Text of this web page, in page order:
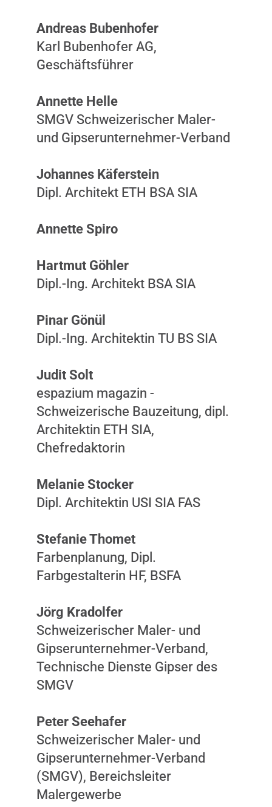
Andreas Bubenhofer
Karl Bubenhofer AG,
Geschäftsführer
Annette Helle
SMGV Schweizerischer Maler-
und Gipserunternehmer-Verband
Johannes Käferstein
Dipl. Architekt ETH BSA SIA
Annette Spiro
Hartmut Göhler
Dipl.-Ing. Architekt BSA SIA
Pinar Gönül
Dipl.-Ing. Architektin TU BS SIA
Judit Solt
espazium magazin -
Schweizerische Bauzeitung, dipl.
Architektin ETH SIA,
Chefredaktorin
Melanie Stocker
Dipl. Architektin USI SIA FAS
Stefanie Thomet
Farbenplanung, Dipl.
Farbgestalterin HF, BSFA
Jörg Kradolfer
Schweizerischer Maler- und
Gipserunternehmer-Verband,
Technische Dienste Gipser des
SMGV
Peter Seehafer
Schweizerischer Maler- und
Gipserunternehmer-Verband
(SMGV), Bereichsleiter
Malergewerbe